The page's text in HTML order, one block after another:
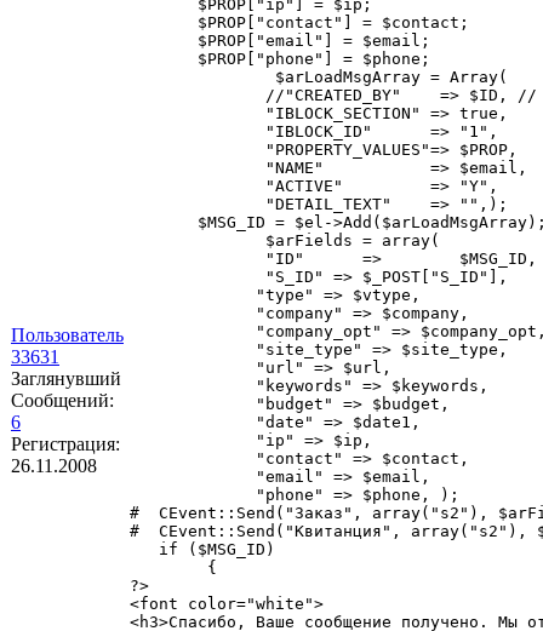
Пользователь
33631
Заглянувший
Сообщений:
6
Регистрация:
26.11.2008
$PROP["ip"] = $ip;
$PROP["contact"] = $contact;
$PROP["email"] = $email;
$PROP["phone"] = $phone;
$arLoadMsgArray = Array(
//"CREATED_BY"    => $ID, //
"IBLOCK_SECTION" => true,
"IBLOCK_ID"      => "1",
"PROPERTY_VALUES"=> $PROP,
"NAME"           => $email,
"ACTIVE"         => "Y",
"DETAIL_TEXT"    => "",);
$MSG_ID = $el-
$arFields = array(
"ID"      =>        $MSG_ID,
"S_ID" => $_POST["S_ID"],
"type" => $vtype,
"company" => $company,
"company_opt" =>
"site_type" => $site_type,
"url" => $url,
"keywords" => $keywords,
"budget" => $budget,
"date" => $date1,
"ip" => $ip,
"contact" => $contact,
"email" => $email,
"phone" => $phone, );
#  CEvent::Send("Заказ", array("s2"),
#  CEvent::Send("Квитанция",
if ($MSG_ID)
{
?>
<font color="white">
<h3>Спасибо, Ваше сообщение получено. Мы